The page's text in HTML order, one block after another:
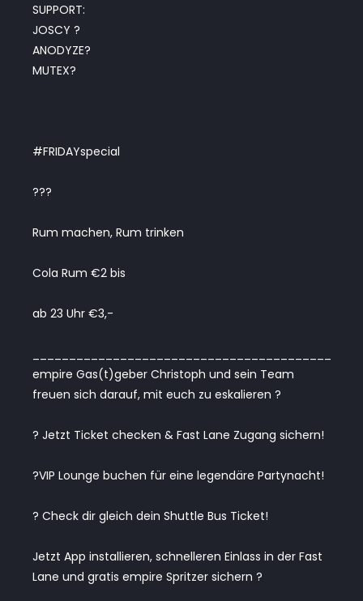
SUPPORT:
JOSCY ?
ANODYZE?
MUTEX?
#FRIDAYspecial
???
Rum machen, Rum trinken
Cola Rum €2 bis
ab 23 Uhr €3,-
empire Gas(t)geber Christoph und sein Team
freuen sich darauf, mit euch zu eskalieren ?
? Jetzt Ticket checken & Fast Lane Zugang sichern!
?VIP Lounge buchen für eine legendäre Partynacht!
? Check dir gleich dein Shuttle Bus Ticket!
Jetzt App installieren, schnelleren Einlass in der Fast
Lane und gratis empire Spritzer sichern ?